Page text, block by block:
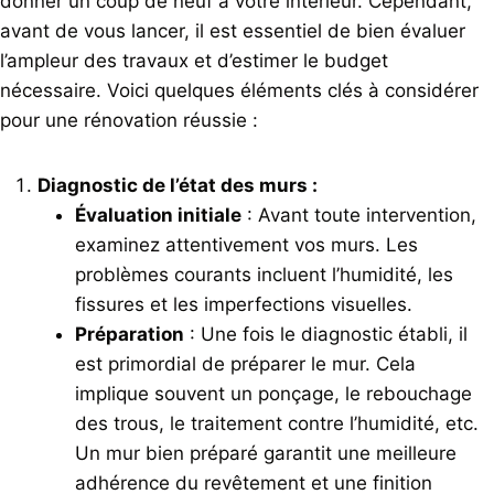
avant de vous lancer, il est essentiel de bien évaluer
l’ampleur des travaux et d’estimer le budget
nécessaire. Voici quelques éléments clés à considérer
pour une rénovation réussie :
Diagnostic de l’état des murs :
Évaluation initiale : Avant toute intervention,
examinez attentivement vos murs. Les
problèmes courants incluent l’humidité, les
fissures et les imperfections visuelles.
Préparation : Une fois le diagnostic établi, il
est primordial de préparer le mur. Cela
implique souvent un ponçage, le rebouchage
des trous, le traitement contre l’humidité, etc.
Un mur bien préparé garantit une meilleure
adhérence du revêtement et une finition